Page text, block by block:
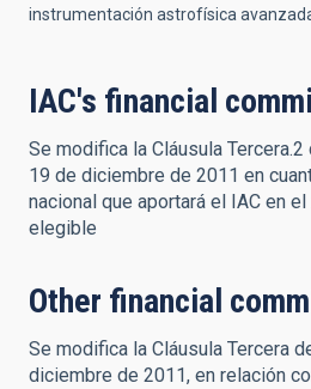
instrumentación astrofísica
IAC's financial
Se modifica la Cláusula
19 de diciembre de 2011 en
nacional que aportará el IAC en
elegible
Other financial
Se modifica la Cláusula Tercera
diciembre de 2011, en relación